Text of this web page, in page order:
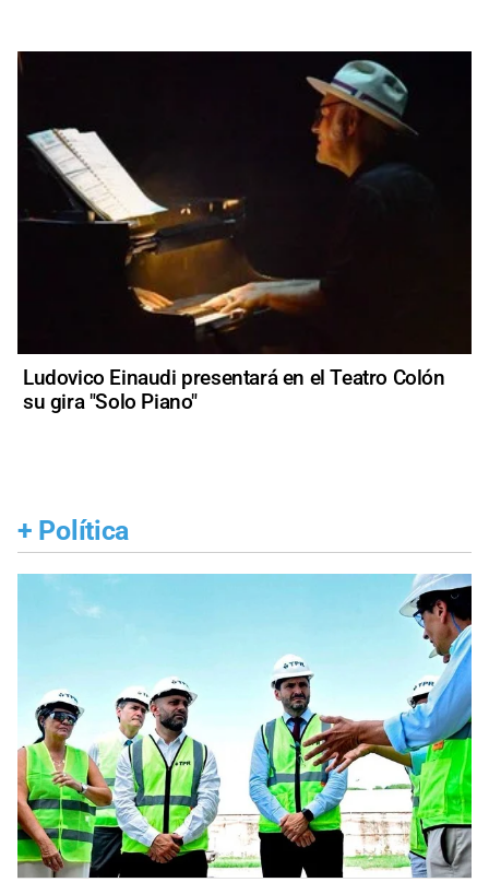
Ludovico Einaudi presentará en el Teatro Colón
su gira "Solo Piano"
+ Política